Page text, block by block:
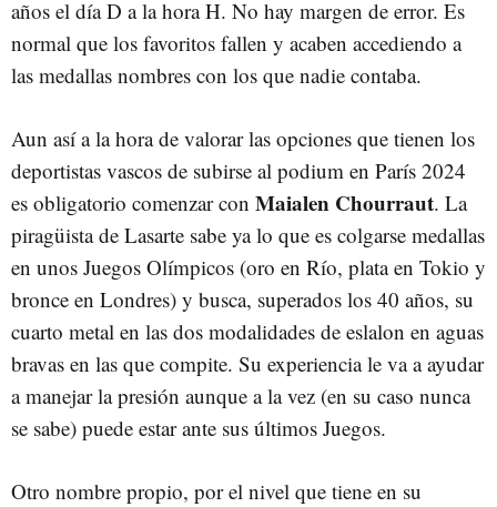
años el día D a la hora H. No hay margen de error. Es
normal que los favoritos fallen y acaben accediendo a
las medallas nombres con los que nadie contaba.
Aun así a la hora de valorar las opciones que tienen los
deportistas vascos de subirse al podium en París 2024
es obligatorio comenzar con Maialen Chourraut. La
piragüista de Lasarte sabe ya lo que es colgarse medallas
en unos Juegos Olímpicos (oro en Río, plata en Tokio y
bronce en Londres) y busca, superados los 40 años, su
cuarto metal en las dos modalidades de eslalon en aguas
bravas en las que compite. Su experiencia le va a ayudar
a manejar la presión aunque a la vez (en su caso nunca
se sabe) puede estar ante sus últimos Juegos.
Otro nombre propio, por el nivel que tiene en su